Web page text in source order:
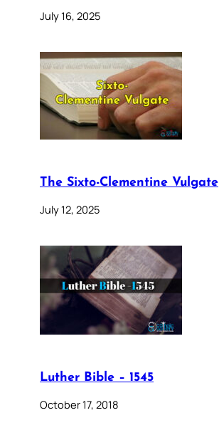
July 16, 2025
The Sixto-Clementine Vulgate
July 12, 2025
Luther Bible – 1545
October 17, 2018